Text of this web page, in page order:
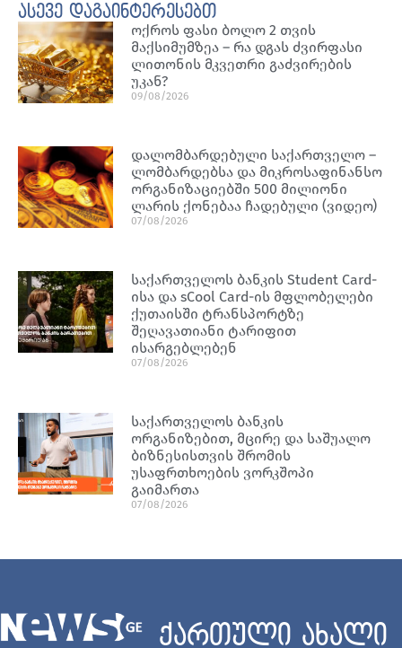
ასევე დაგაინტერესებთ
ოქროს ფასი ბოლო 2 თვის
მაქსიმუმზეა – რა დგას ძვირფასი
ლითონის მკვეთრი გაძვირების
უკან?
09/08/2026
დალომბარდებული საქართველო –
ლომბარდებსა და მიკროსაფინანსო
ორგანიზაციებში 500 მილიონი
ლარის ქონებაა ჩადებული (ვიდეო)
07/08/2026
საქართველოს ბანკის Student Card-
ისა და sCool Card-ის მფლობელები
ქუთაისში ტრანსპორტზე
შეღავათიანი ტარიფით
ისარგებლებენ
07/08/2026
საქართველოს ბანკის
ორგანიზებით, მცირე და საშუალო
ბიზნესისთვის შრომის
უსაფრთხოების ვორკშოპი
გაიმართა
07/08/2026
ქართული ახალი